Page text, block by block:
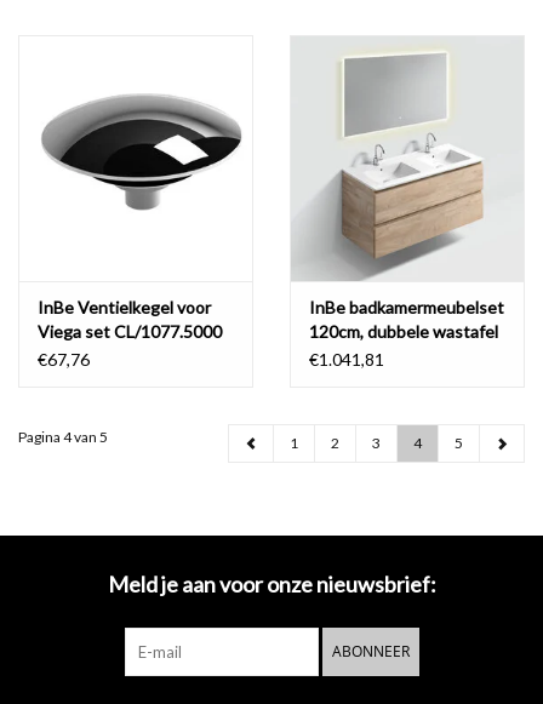
InBe Ventielkegel voor
Viega set CL/1077.5000
incl. stop-go-techniek
€67,76
InBe badkamermeubelset
120cm, dubbele wastafel
€1.041,81
Pagina 4 van 5 1 2 3 4 5
Meld je aan voor onze nieuwsbrief:
ABONNEER